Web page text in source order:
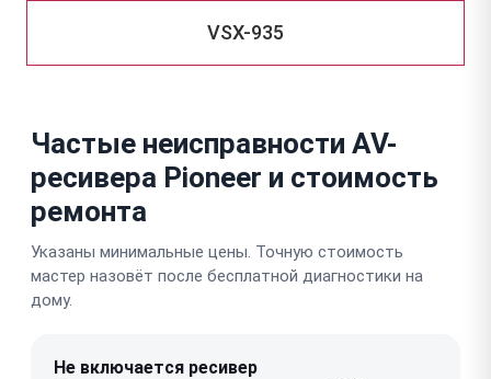
VSX-935
Частые неисправности AV-
ресивера Pioneer и стоимость
ремонта
Указаны минимальные цены. Точную стоимость
мастер назовёт после бесплатной диагностики на
дому.
Не включается ресивер